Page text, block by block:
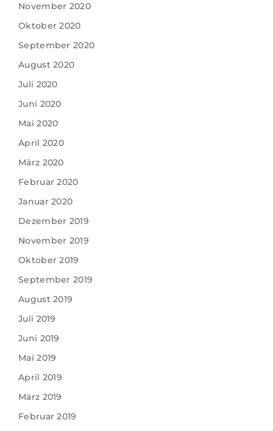
November 2020
Oktober 2020
September 2020
August 2020
Juli 2020
Juni 2020
Mai 2020
April 2020
März 2020
Februar 2020
Januar 2020
Dezember 2019
November 2019
Oktober 2019
September 2019
August 2019
Juli 2019
Juni 2019
Mai 2019
April 2019
März 2019
Februar 2019